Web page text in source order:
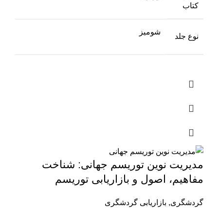
کتاب
نوع جلد
شومیز
مدیریت نوین توریسم جهانی: شناخت
مفاهیم، اصول و بازاریابی توریسم
گردشگری, بازاریابی گردشگری